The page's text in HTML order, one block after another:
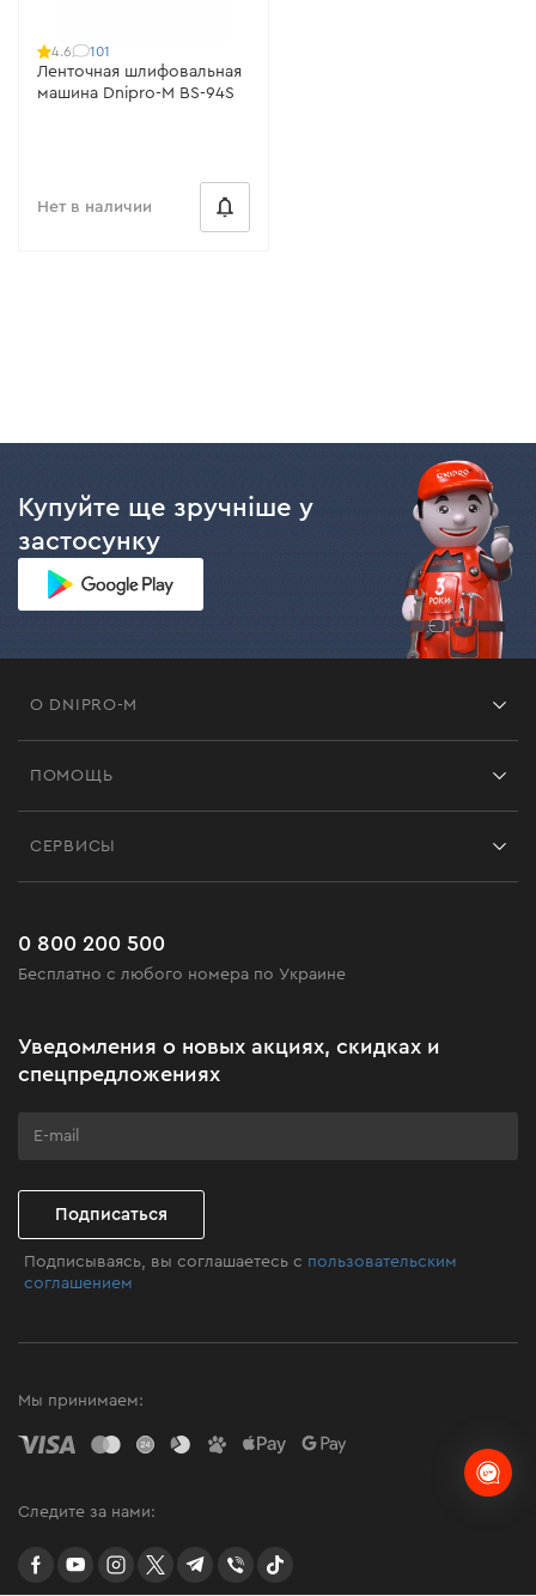
4.6 101
Ленточная шлифовальная
машина Dnipro-M BS-94S
Нет в наличии
Купуйте ще зручніше у
застосунку
О DNIPRO-M
Черная пятница
Программа лояльности
ПОМОЩЬ
Часто задаваемые вопросы
СЕРВИСЫ
0 800 200 500
Бесплатно с любого номера по Украине
Уведомления о новых акциях, скидках и
спецпредложениях
Подписаться
Подписываясь, вы соглашаетесь с пользовательским
соглашением
Мы принимаем:
Следите за нами:
facebookyoutubeinstagramtwittertelegram
Viber TikTok